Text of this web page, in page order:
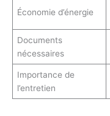
Économie d’énergie
Documents
nécessaires
Importance de
l’entretien